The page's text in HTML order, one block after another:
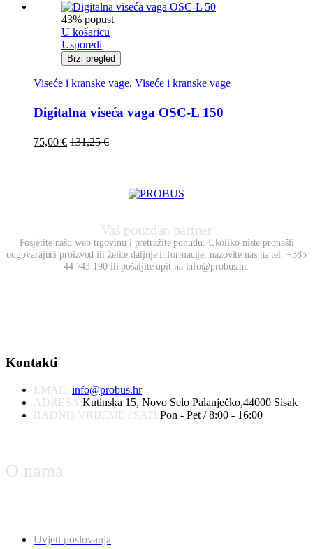
43% popust
U košaricu
Usporedi
Brzi pregled
Viseće i kranske vage, Viseće i kranske vage
Digitalna viseća vaga OSC-L 150
75,00 € 131,25€
Vaš pouzdan partner
Posjetite našu web trgovinu i pretražite ponudu. Ukoliko niste pronašli
odgovarajući proizvod ili želite daljnje informacije, nazovite nas na tel. +385
44 743 190 ili pošaljite upit na info@probus.hr.
Kontakti
EMAIL:info@probus.hr
ADRESA:Kutinska 15, Novo Selo Palanječko,44000 Sisak
RADNO VRIJEME / SATI:Pon - Pet / 8:00 - 16:00
O nama
Uvjeti poslovanja